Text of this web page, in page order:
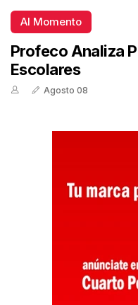
Al Momento
Profeco Analiza
Escolares
Agosto 08